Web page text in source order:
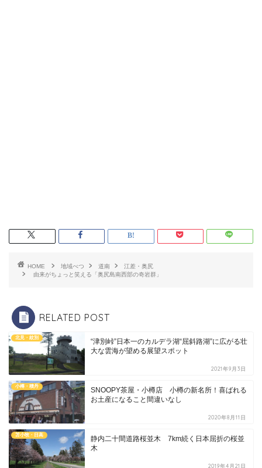
HOME 地域べつ 道南
江差・奥尻
由来がちょっと笑える「奥尻島南西部の奇岩群」
RELATED POST
北見・紋別
“津別峠”日本一のカルデラ湖“屈斜路湖”に広がる壮
大な雲海が望める展望スポット
2021年9月3日
小樽・積丹
SNOOPY茶屋・小樽店 小樽の新名所！喜ばれる
お土産になること間違いなし
2020年8月11日
苫小牧・日高
静内二十間道路桜並木 7km続く日本屈折の桜並
木
2019年4月21日